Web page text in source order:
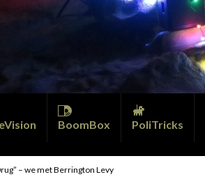
BoomBox PoliTricks
– we met Berrington Levy